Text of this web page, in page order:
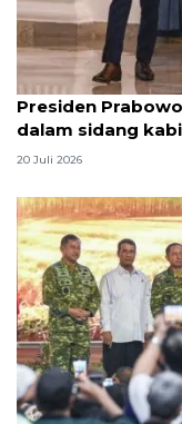
Presiden
dalam sidang
20 Juli 2026